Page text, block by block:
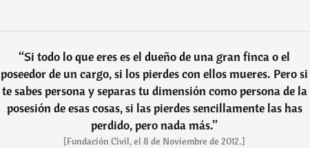
“Si todo lo que eres es el dueño de una gran finca o el
poseedor de un cargo, si los pierdes con ellos mueres. Pero si
te sabes persona y separas tu dimensión como persona de la
posesión de esas cosas, si las pierdes sencillamente las has
perdido, pero nada más.”
[Fundación Civil, el 8 de Noviembre de 2012.]